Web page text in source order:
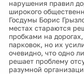
нарушения правил
широкого
Госдумы Борис
местах стараются
пробками на
парковок, но их
очевидно, что одно
решает проблему
разумной